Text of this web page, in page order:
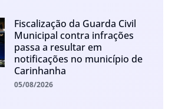
Fiscalização da Guarda Civil
Municipal contra infrações
passa a resultar em
notificações no município de
Carinhanha
05/08/2026